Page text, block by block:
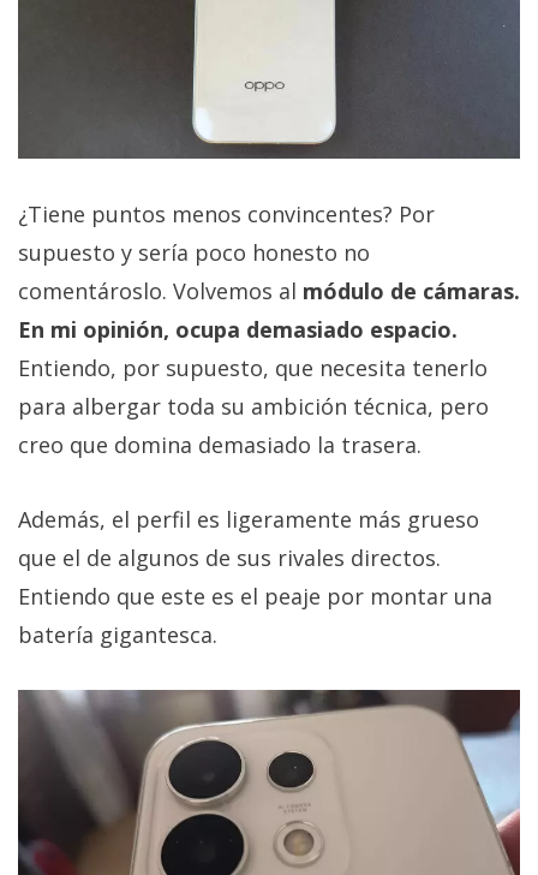
¿Tiene puntos menos convincentes? Por
supuesto y sería poco honesto no
comentároslo. Volvemos al módulo de cámaras.
En mi opinión, ocupa demasiado espacio.
Entiendo, por supuesto, que necesita tenerlo
para albergar toda su ambición técnica, pero
creo que domina demasiado la trasera.
Además, el perfil es ligeramente más grueso
que el de algunos de sus rivales directos.
Entiendo que este es el peaje por montar una
batería gigantesca.